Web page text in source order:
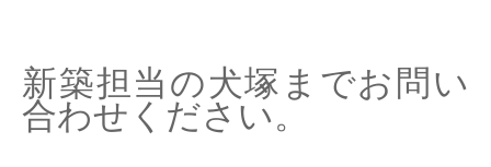
新築担当の犬塚までお問い
合わせください。